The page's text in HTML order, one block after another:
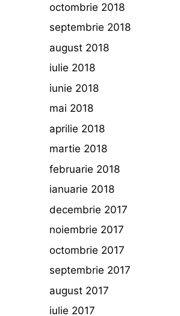
octombrie 2018
septembrie 2018
august 2018
iulie 2018
iunie 2018
mai 2018
aprilie 2018
martie 2018
februarie 2018
ianuarie 2018
decembrie 2017
noiembrie 2017
octombrie 2017
septembrie 2017
august 2017
iulie 2017